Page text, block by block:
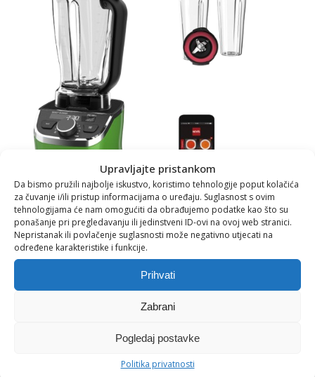
Upravljajte pristankom
Da bismo pružili najbolje iskustvo, koristimo tehnologije poput kolačića
za čuvanje i/ili pristup informacijama o uređaju. Suglasnost s ovim
tehnologijama će nam omogućiti da obrađujemo podatke kao što su
ponašanje pri pregledavanju ili jedinstveni ID-ovi na ovoj web stranici.
Nepristanak ili povlačenje suglasnosti može negativno utjecati na
određene karakteristike i funkcije.
Prihvati
Zabrani
Pogledaj postavke
Politika privatnosti
Novis ProBlender Opet Fit
Otkrijte našu #opetfit liniju: Novis ProBlender +